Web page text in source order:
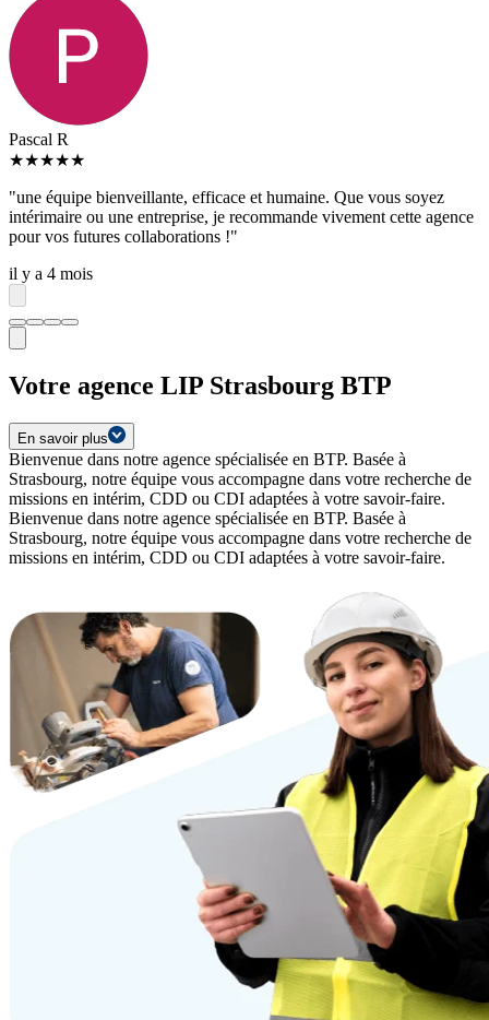
Pascal R
★★★★★
"une équipe bienveillante, efficace et humaine. Que vous soyez
intérimaire ou une entreprise, je recommande vivement cette agence
pour vos futures collaborations !"
il y a 4 mois
Votre agence LIP Strasbourg BTP
En savoir plus
Bienvenue dans notre agence spécialisée en BTP. Basée à
Strasbourg, notre équipe vous accompagne dans votre recherche de
missions en intérim, CDD ou CDI adaptées à votre savoir-faire.
Bienvenue dans notre agence spécialisée en BTP. Basée à
Strasbourg, notre équipe vous accompagne dans votre recherche de
missions en intérim, CDD ou CDI adaptées à votre savoir-faire.